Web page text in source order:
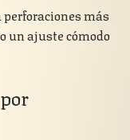
perforaciones más
un ajuste cómodo